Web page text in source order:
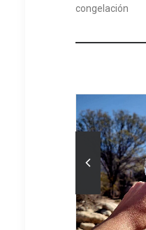
congelación